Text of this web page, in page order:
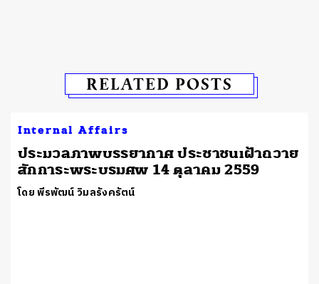
RELATED POSTS
Internal Affairs
ประมวลภาพบรรยากาศ ประชาชนเฝ้าถวาย
สักการะพระบรมศพ 14 ตุลาคม 2559
โดย พีรพัฒน์ วิมลรังครัตน์